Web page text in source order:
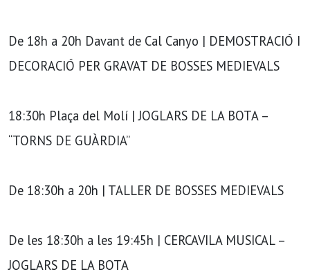
De 18h a 20h Davant de Cal Canyo | DEMOSTRACIÓ I
DECORACIÓ PER GRAVAT DE BOSSES MEDIEVALS
18:30h Plaça del Molí | JOGLARS DE LA BOTA –
“TORNS DE GUÀRDIA”
De 18:30h a 20h | TALLER DE BOSSES MEDIEVALS
De les 18:30h a les 19:45h | CERCAVILA MUSICAL –
JOGLARS DE LA BOTA